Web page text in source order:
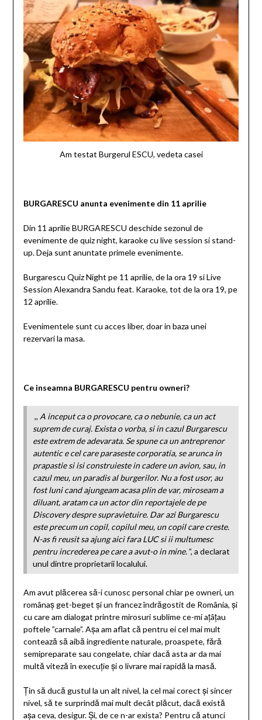
Am testat Burgerul ESCU, vedeta casei
BURGARESCU anunta evenimente din 11 aprilie
Din 11 aprilie BURGARESCU deschide sezonul de
evenimente de quiz night, karaoke cu live session si stand-
up. Deja sunt anuntate primele evenimente.
Burgarescu Quiz Night pe 11 aprilie, de la ora 19 si Live
Session Alexandra Sandu feat. Karaoke, tot de la ora 19, pe
12 aprilie.
Evenimentele sunt cu acces liber, doar in baza unei
rezervari la masa.
Ce inseamna BURGARESCU pentru owneri?
,, A inceput ca o provocare, ca o nebunie, ca un act
suprem de curaj. Exista o vorba, si in cazul Burgarescu
este extrem de adevarata. Se spune ca un antreprenor
autentic e cel care paraseste corporatia, se arunca in
prapastie si isi construieste in cadere un avion, sau, in
cazul meu, un paradis al burgerilor. Nu a fost usor, au
fost luni cand ajungeam acasa plin de var, miroseam a
diluant, aratam ca un actor din reportajele de pe
Discovery despre supravietuire. Dar azi Burgarescu
este precum un copil, copilul meu, un copil care creste.
N-as fi reusit sa ajung aici fara LUC si ii multumesc
pentru increderea pe care a avut-o in mine.”, a declarat
unul dintre proprietarii localului.
Am avut plăcerea să-i cunosc personal chiar pe owneri, un
românaș get-beget și un francez îndrăgostit de România, și
cu care am dialogat printre mirosuri sublime ce-mi ațâțau
poftele ”carnale”. Așa am aflat că pentru ei cel mai mult
contează să aibă ingrediente naturale, proaspete, fără
semipreparate sau congelate, chiar dacă asta ar da mai
multă viteză în execuție și o livrare mai rapidă la masă.
Țin să ducă gustul la un alt nivel, la cel mai corect și sincer
nivel, să te surprindă mai mult decât plăcut, dacă există
așa ceva, desigur. Și, de ce n-ar exista? Pentru că atunci